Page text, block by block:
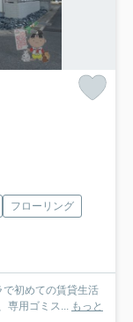
フローリング
初めての賃貸生活
専用ゴミス... もっと